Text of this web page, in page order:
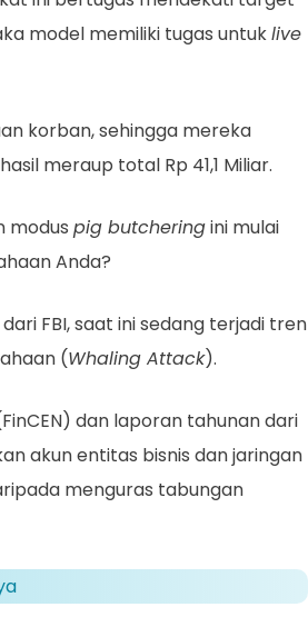
model memiliki tugas untuklive
korban, sehingga mereka
meraup total Rp 41,1 Miliar.
modus pig butcheringini mulai
Anda?
FBI, saat ini sedang terjadi tren
(Whaling Attack).
dan laporan tahunan dari
akun entitas bisnis dan jaringan
menguras tabungan